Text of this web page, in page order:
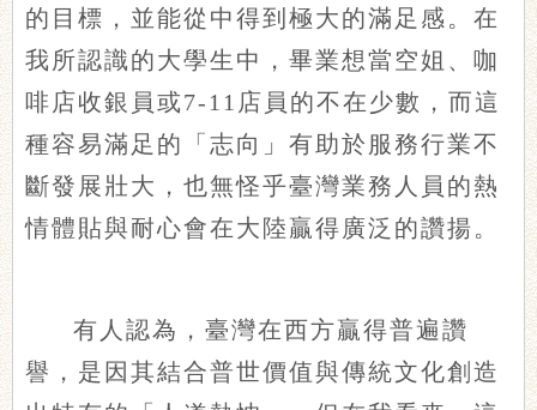
的目標，並能從中得到極大的滿足感。在
我所認識的大學生中，畢業想當空姐、咖
啡店收銀員或7-11店員的不在少數，而這
種容易滿足的「志向」有助於服務行業不
斷發展壯大，也無怪乎臺灣業務人員的熱
情體貼與耐心會在大陸贏得廣泛的讚揚。
有人認為，臺灣在西方贏得普遍讚
譽，是因其結合普世價值與傳統文化創造